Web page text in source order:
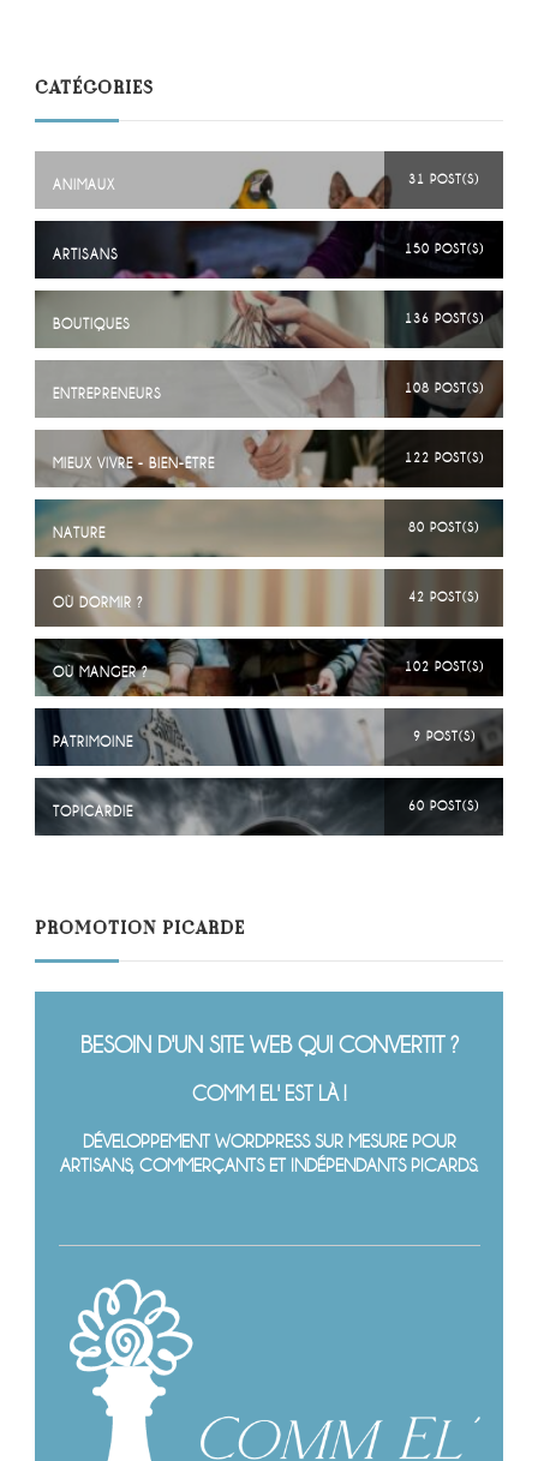
CATÉGORIES
ANIMAUX 31 POST(S)
ARTISANS 150 POST(S)
BOUTIQUES 136 POST(S)
ENTREPRENEURS 108 POST(S)
MIEUX VIVRE - BIEN-ÊTRE 122 POST(S)
NATURE 80 POST(S)
OÙ DORMIR ? 42 POST(S)
OÙ MANGER ? 102 POST(S)
PATRIMOINE 9 POST(S)
TOPICARDIE 60 POST(S)
PROMOTION PICARDE
BESOIN D'UN SITE WEB QUI CONVERTIT ?
COMM EL' EST LÀ !
DÉVELOPPEMENT WORDPRESS SUR MESURE POUR
ARTISANS, COMMERÇANTS ET INDÉPENDANTS PICARDS.